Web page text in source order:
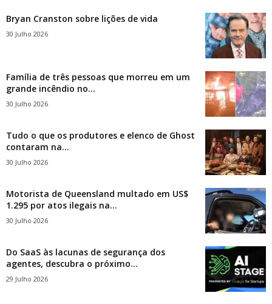
Bryan Cranston sobre lições de vida
30 Julho 2026
Família de três pessoas que morreu em um
grande incêndio no...
30 Julho 2026
Tudo o que os produtores e elenco de Ghost
contaram na...
30 Julho 2026
Motorista de Queensland multado em US$
1.295 por atos ilegais na...
30 Julho 2026
Do SaaS às lacunas de segurança dos
agentes, descubra o próximo...
29 Julho 2026